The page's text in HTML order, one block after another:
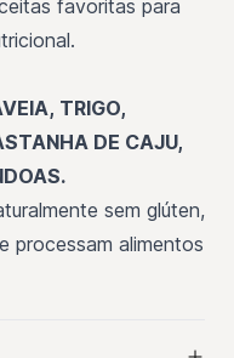
favoritas para
TRIGO,
DE CAJU,
sem glúten,
processam alimentos